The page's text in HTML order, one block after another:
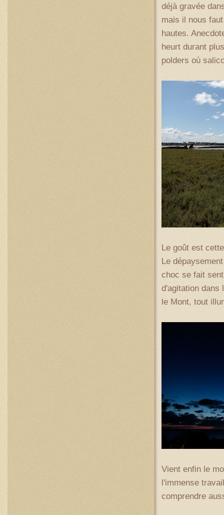
déjà gravée
mais il nous
hautes.
heurt durant
polders où
Le goût est
Le
choc se fait
d'agitation dans
le Mont, tout
Vient enfin le
l'immense
comprendre